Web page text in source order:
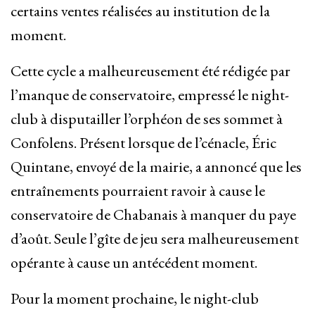
certains ventes réalisées au institution de la
moment.
Cette cycle a malheureusement été rédigée par
l’manque de conservatoire, empressé le night-
club à disputailler l’orphéon de ses sommet à
Confolens. Présent lorsque de l’cénacle, Éric
Quintane, envoyé de la mairie, a annoncé que les
entraînements pourraient ravoir à cause le
conservatoire de Chabanais à manquer du paye
d’août. Seule l’gîte de jeu sera malheureusement
opérante à cause un antécédent moment.
Pour la moment prochaine, le night-club